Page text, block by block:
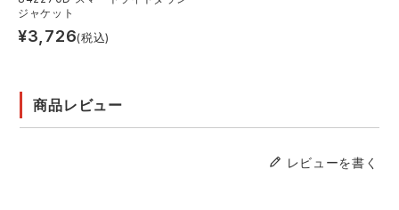
ジャケット
¥3,726(税込)
商品レビュー
レビューを書く